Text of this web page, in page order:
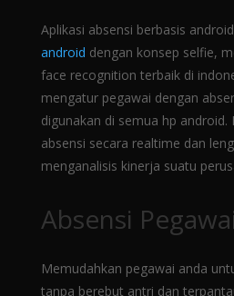
Aplikasi absensi berbasis android
android dengan konsep selfie,
face recognition terbaik di
mengatur pegawai dengan
digunakan di semua hp
absensi secara realtime dan
menganalisis kinerja suatu
Absensi
Memudahkan pegawai anda
tanpa berebut antri dan